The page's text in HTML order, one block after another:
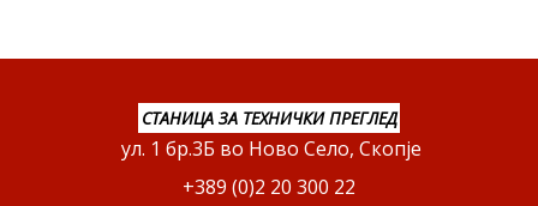
СТАНИЦА ЗА ТЕХНИЧКИ ПРЕГЛЕД
ул. 1 бр.3Б во Ново Село, Скопје
+389 (0)2 20 300 22